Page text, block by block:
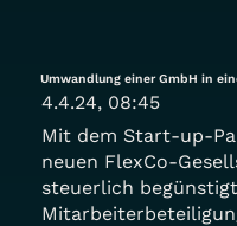
Umwandlung einer GmbH in
4.4.24, 08:45
Mit dem Start-up-
neuen FlexCo-
steuerlich